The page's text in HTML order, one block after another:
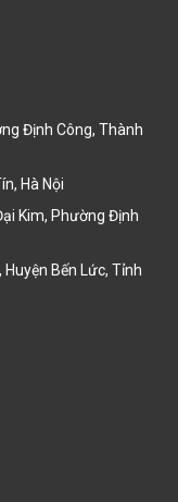
Định Công, Thành
Hà Nội
Kim, Phường Định
Bến Lức, Tỉnh